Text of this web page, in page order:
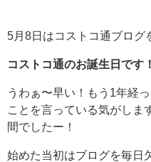
5月8日はコストコ通ブログ
コストコ通のお誕生日です
うわぁ〜早い！もう1年経
ことを言っている気がしま
間でしたー！
始めた当初はブログを毎日